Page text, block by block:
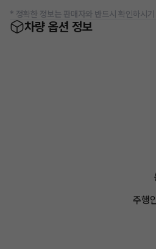
* 정확한 정보는 판매자와 반드시 확인하시
차량 옵션 정보
주행